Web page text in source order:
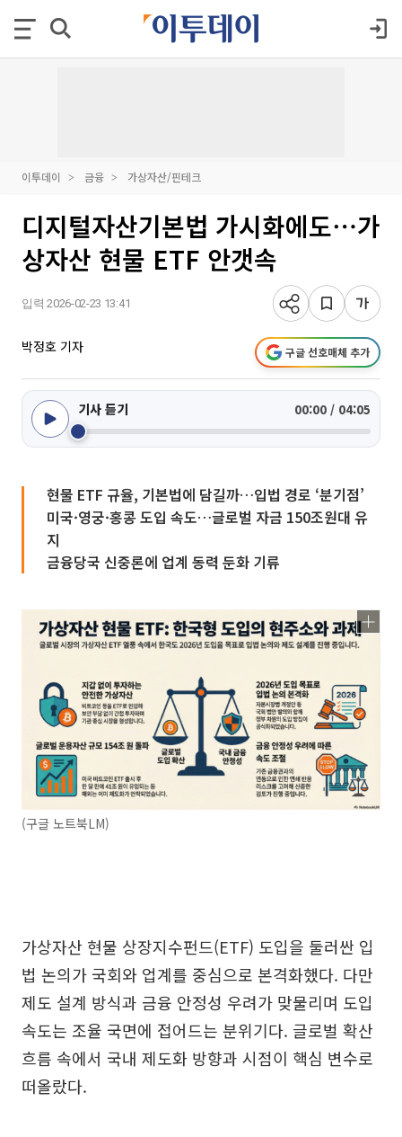
이투데이 금융 가상자산/핀테크
디지털자산기본법 가시화에도⋯가
상자산 현물 ETF 안갯속
입력 2026-02-23 13:41
박정호 기자 구글 선호매체 추가
기사 듣기 00:00 / 04:05
현물 ETF 규율, 기본법에 담길까…입법 경로 ‘분기점’
미국·영궁·홍콩 도입 속도…글로벌 자금 150조원대 유
지
금융당국 신중론에 업계 동력 둔화 기류
(구글 노트북LM)
가상자산 현물 상장지수펀드(ETF) 도입을 둘러싼 입
법 논의가 국회와 업계를 중심으로 본격화했다. 다만
제도 설계 방식과 금융 안정성 우려가 맞물리며 도입
속도는 조율 국면에 접어드는 분위기다. 글로벌 확산
흐름 속에서 국내 제도화 방향과 시점이 핵심 변수로
떠올랐다.